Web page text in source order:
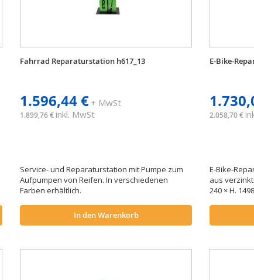
Fahrrad Reparaturstation h617_13
1.596,44 €+ MwSt
1.899,76 € inkl. MwSt
Service- und Reparaturstation mit Pumpe zum
Aufpumpen von Reifen. In verschiedenen
Farben erhältlich.
In den Warenkorb
E-Bike-
2.058,70 €
E-Bike-
aus
240 × H.